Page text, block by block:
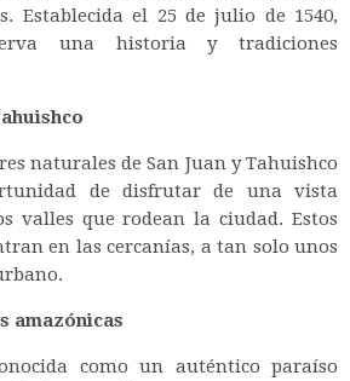
Establecida el 25 de julio de 1540,
una historia y tradiciones
naturales de San Juan y Tahuishco
de disfrutar de una vista
valles que rodean la ciudad. Estos
en las cercanías, a tan solo unos
amazónicas
como un auténtico paraíso